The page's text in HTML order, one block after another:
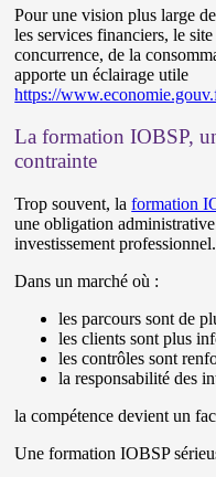
Pour une vision plus large
les services financiers, le
concurrence, de la
apporte un éclairage utile
https://
La formation IOBSP,
contrainte
Trop souvent, laformation
une obligation
investissement professionnel.
Dans un marché où :
les parcours sont de
les clients sont plus
les contrôles sont
la responsabilité des
la compétence devient un
Une formation IOBSP